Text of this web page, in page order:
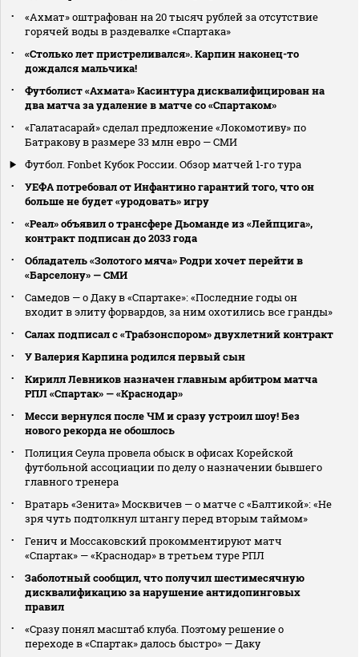
«Ахмат» оштрафован на 20 тысяч рублей за отсутствие
горячей воды в раздевалке «Спартака»
«Столько лет пристреливался». Карпин наконец-то
дождался мальчика!
Футболист «Ахмата» Касинтура дисквалифицирован на
два матча за удаление в матче со «Спартаком»
«Галатасарай» сделал предложение «Локомотиву» по
Батракову в размере 33 млн евро — СМИ
Футбол. Fonbet Кубок России. Обзор матчей 1-го тура
УЕФА потребовал от Инфантино гарантий того, что он
больше не будет «уродовать» игру
«Реал» объявил о трансфере Дьоманде из «Лейпцига»,
контракт подписан до 2033 года
Обладатель «Золотого мяча» Родри хочет перейти в
«Барселону» — СМИ
Самедов — о Даку в «Спартаке»: «Последние годы он
входит в элиту форвардов, за ним охотились все гранды»
Салах подписал с «Трабзонспором» двухлетний контракт
У Валерия Карпина родился первый сын
Кирилл Левников назначен главным арбитром матча
РПЛ «Спартак» — «Краснодар»
Месси вернулся после ЧМ и сразу устроил шоу! Без
нового рекорда не обошлось
Полиция Сеула провела обыск в офисах Корейской
футбольной ассоциации по делу о назначении бывшего
главного тренера
Вратарь «Зенита» Москвичев — о матче с «Балтикой»: «Не
зря чуть подтолкнул штангу перед вторым таймом»
Генич и Моссаковский прокомментируют матч
«Спартак» — «Краснодар» в третьем туре РПЛ
Заболотный сообщил, что получил шестимесячную
дисквалификацию за нарушение антидопинговых
правил
«Сразу понял масштаб клуба. Поэтому решение о
переходе в «Спартак» далось быстро» — Даку